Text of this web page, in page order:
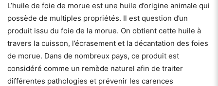
L’huile de foie de morue est une huile d’origine animale qui
possède de multiples propriétés. Il est question d’un
produit issu du foie de la morue. On obtient cette huile à
travers la cuisson, l’écrasement et la décantation des foies
de morue. Dans de nombreux pays, ce produit est
considéré comme un remède naturel afin de traiter
différentes pathologies et prévenir les carences